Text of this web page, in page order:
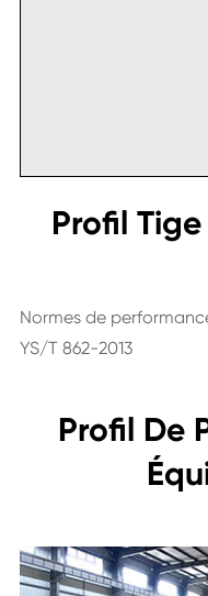
Profil
Normes de
YS/T 862-2013
Profil De